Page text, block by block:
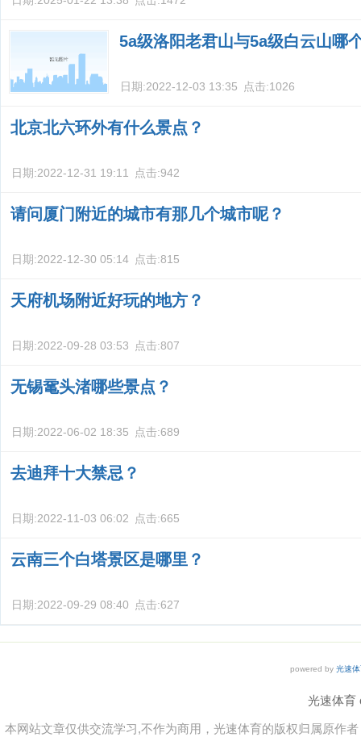
5a级洛阳老君山与5a级白云山哪
日期:2022-12-03 13:35 点击:1026
北京北六环外有什么景点？
日期:2022-12-31 19:11 点击:942
请问厦门附近的城市有那几个城市呢？
日期:2022-12-30 05:14 点击:815
天府机场附近好玩的地方？
日期:2022-09-28 03:53 点击:807
无锡鼋头渚哪些景点？
日期:2022-06-02 18:35 点击:689
去迪拜十大禁忌？
日期:2022-11-03 06:02 点击:665
云南三个白塔景区是哪里？
日期:2022-09-29 08:40 点击:627
powered by 光速
光速体育
本网站文章仅供交流学习,不作为商用，光速体育的版权归属原作